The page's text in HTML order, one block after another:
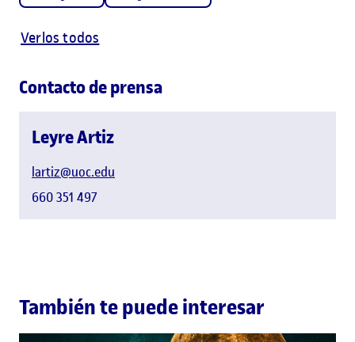
Verlos todos
Contacto de prensa
Leyre Artiz
lartiz@uoc.edu
660 351 497
También te puede interesar